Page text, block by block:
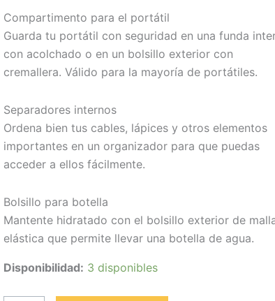
Compartimento para el portátil
Guarda tu portátil con seguridad en una funda
con acolchado o en un bolsillo exterior con
cremallera. Válido para la mayoría de portátiles.
Separadores internos
Ordena bien tus cables, lápices y otros elementos
importantes en un organizador para que puedas
acceder a ellos fácilmente.
Bolsillo para botella
Mantente hidratado con el bolsillo exterior de
elástica que permite llevar una botella de agua.
Disponibilidad: 3 disponibles